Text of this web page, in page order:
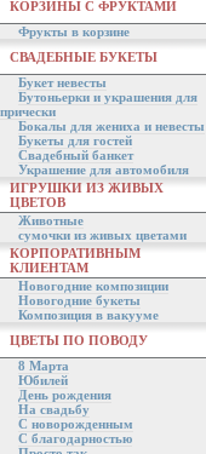
КОРЗИНЫ С ФРУКТАМИ
Фрукты в корзине
СВАДЕБНЫЕ БУКЕТЫ
Букет невесты
Бутоньерки и украшения для
прически
Бокалы для жениха и невесты
Букеты для гостей
Свадебный банкет
Украшение для автомобиля
ИГРУШКИ ИЗ ЖИВЫХ
ЦВЕТОВ
Животные
сумочки из живых цветами
КОРПОРАТИВНЫМ
КЛИЕНТАМ
Новогодние композиции
Новогодние букеты
Композиция в вакууме
ЦВЕТЫ ПО ПОВОДУ
8 Марта
Юбилей
День рождения
На свадьбу
С новорожденным
С благодарностью